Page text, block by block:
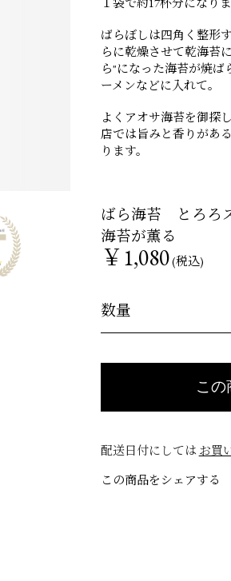
ばらぼしは四角く整形
らに乾燥させて乾海苔
ら"になった海苔が焼ば
ーメンなどに入れて。
よくアオサ海苔を御探
店では旨みと香りがあ
ります。
ばら海苔 とろろ
海苔が薫る
￥1,080(税込)
数量
配送日付にしては お買
この商品をシェアする